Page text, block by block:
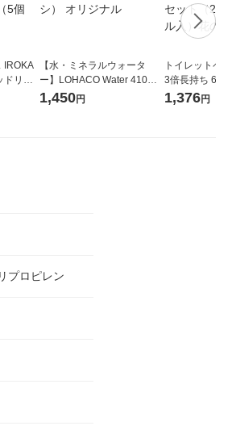
IROKA
ドリリ
え 超
【水・ミネラルウォータ
ー】LOHACO Water 410ml
1箱（20本入）ラベルレス
1,450円
トイレットペ
3倍長持ち 6ロール
紙配合 スコッ
1,376円
プロピレン